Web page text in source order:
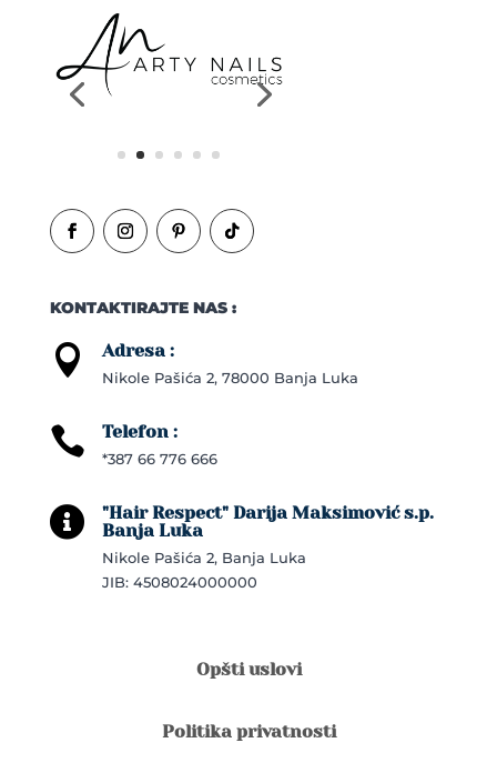
KONTAKTIRAJTE NAS :
 Adresa :
Nikole Pašića 2, 78000 Banja Luka
 Telefon :
*387 66 776 666

"Hair Respect" Darija Maksimović s.p.
Banja Luka
Nikole Pašića 2, Banja Luka
JIB: 4508024000000
Opšti uslovi
Politika privatnosti